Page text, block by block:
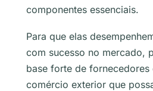
componentes essenciais.
Para que elas
com sucesso no mercado,
base forte de fornecedores
comércio exterior que